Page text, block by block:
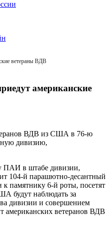
ветераны ВДВ
американские
ВДВ из США в 76-ю
дивизию,
ПАИ в штабе дивизии,
104-й парашютно-десантный
памятнику 6-й роты, посетят
будут наблюдать за
дивизии и совершением
американских ветеранов ВДВ